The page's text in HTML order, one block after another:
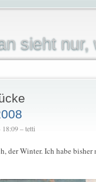
sieht nur,
18:09 – tetti
der Winter. Ich habe